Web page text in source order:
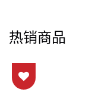
热销商品